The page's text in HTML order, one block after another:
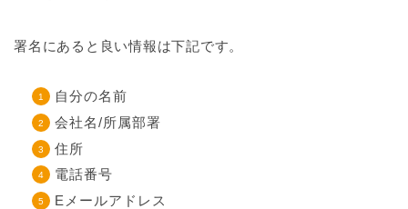
署名にあると良い情報は下記です。
自分の名前
会社名/所属部署
住所
電話番号
Eメールアドレス